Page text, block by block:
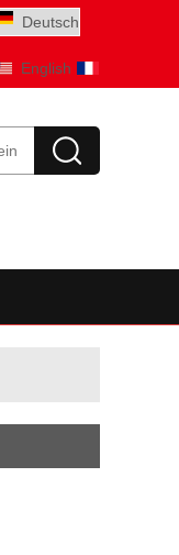
Deutsch
English